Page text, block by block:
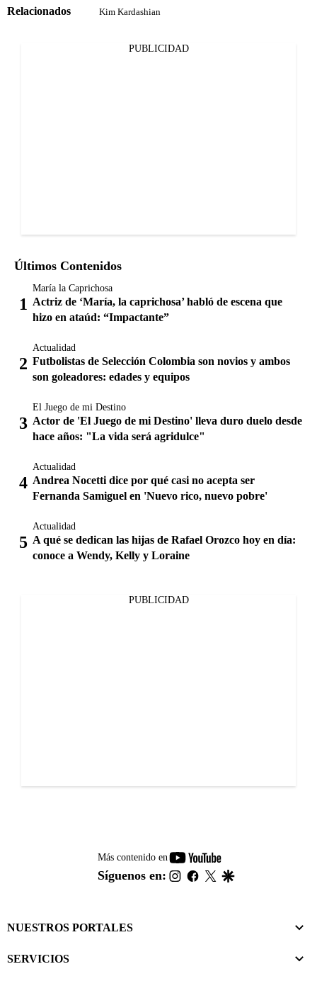
Relacionados Kim Kardashian
PUBLICIDAD
Últimos Contenidos
María la Caprichosa
Actriz de ‘María, la caprichosa’ habló de escena que
hizo en ataúd: “Impactante”
Actualidad
Futbolistas de Selección Colombia son novios y ambos
son goleadores: edades y equipos
El Juego de mi Destino
Actor de 'El Juego de mi Destino' lleva duro duelo desde
hace años: "La vida será agridulce"
Actualidad
Andrea Nocetti dice por qué casi no acepta ser
Fernanda Samiguel en 'Nuevo rico, nuevo pobre'
Actualidad
A qué se dedican las hijas de Rafael Orozco hoy en día:
conoce a Wendy, Kelly y Loraine
PUBLICIDAD
Más contenido en
youtube-
footer
Síguenos en: instagram
facebook
twitter
NUESTROS PORTALES
SERVICIOS